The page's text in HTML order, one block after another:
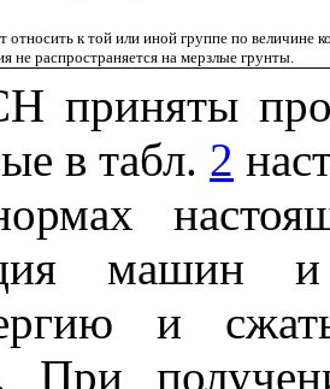
к той или иной группе по
не распространяется на мерзлые грунты.
Н приняты
в табл. 2
ия машин и
и
При